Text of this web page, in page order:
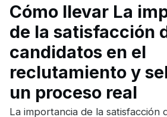
Cómo llevar La
de la satisfacción
candidatos en el
reclutamiento y
un proceso real
La importancia de la satisfacción